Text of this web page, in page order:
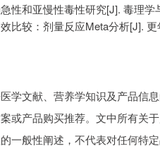
性和亚慢性毒性研究[J]. 毒理
比较：剂量反应Meta分析[J].
学文献、营养学知识及产品信
或产品购买推荐。文中所有关
一般性阐述，不代表对任何特